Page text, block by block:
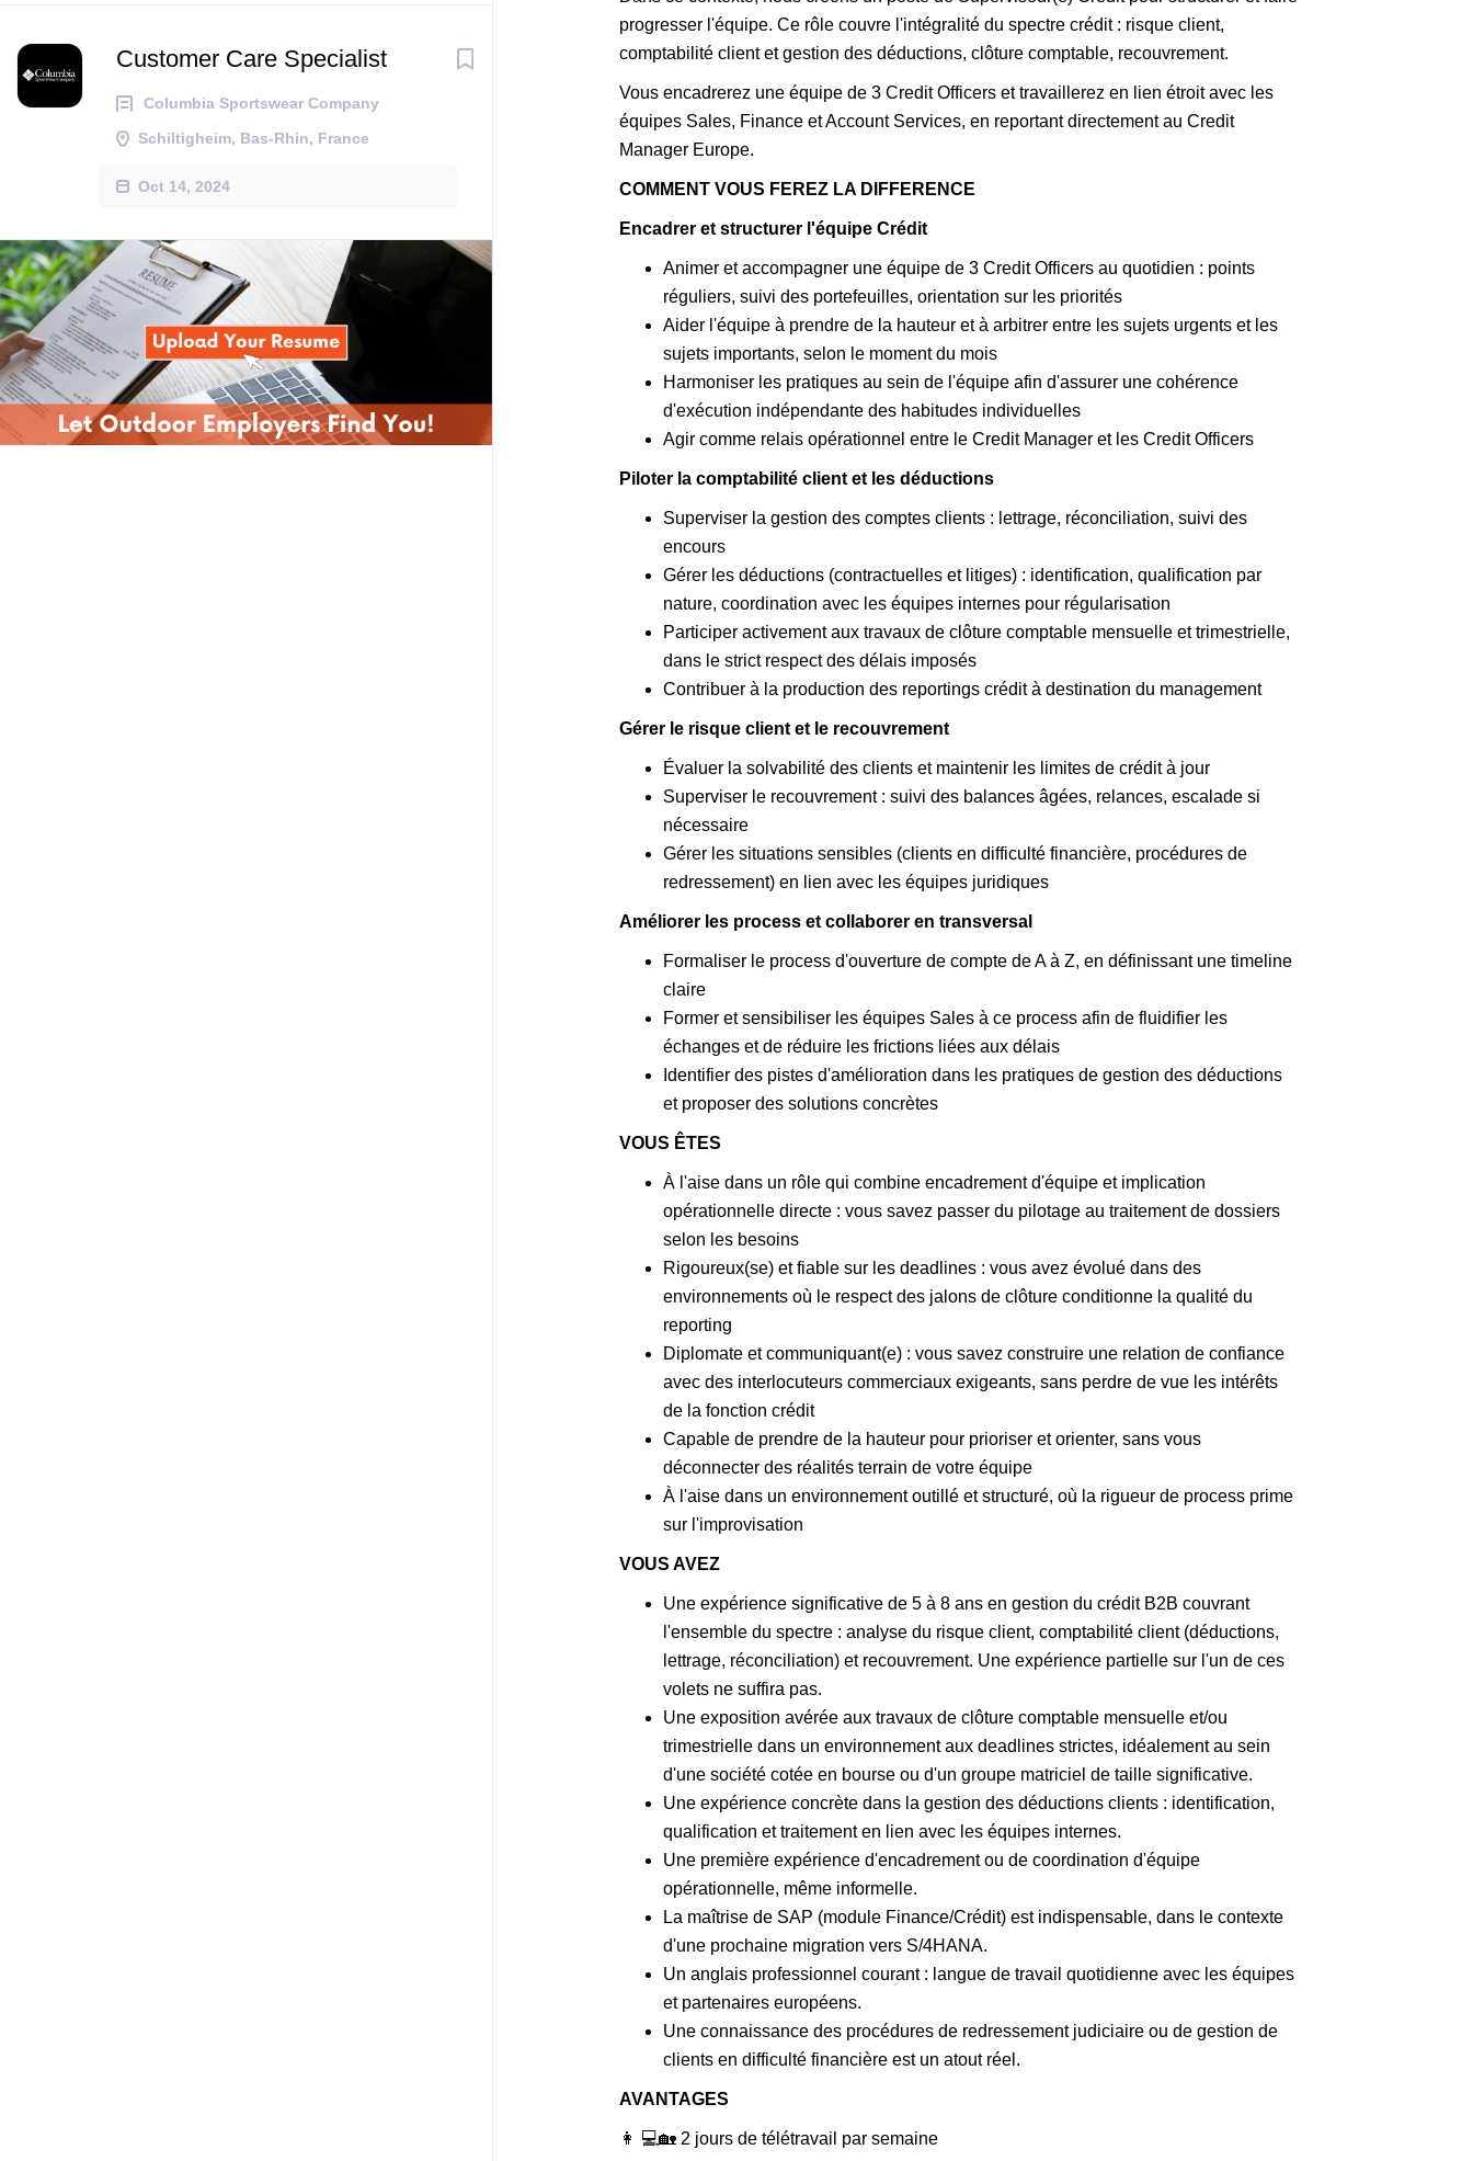
Customer Care Specialist
Columbia Sportswear Company
Schiltigheim, Bas-Rhin, France
Oct 14, 2024
progresser l'équipe. Ce rôle couvre l'intégralité du spectre crédit : risque client,
comptabilité client et gestion des déductions, clôture comptable, recouvrement.
Vous encadrerez une équipe de 3 Credit Officers et travaillerez en lien étroit avec les
équipes Sales, Finance et Account Services, en reportant directement au Credit
Manager Europe.
COMMENT VOUS FEREZ LA DIFFERENCE
Encadrer et structurer l'équipe Crédit
Animer et accompagner une équipe de 3 Credit Officers au quotidien : points
réguliers, suivi des portefeuilles, orientation sur les priorités
Aider l'équipe à prendre de la hauteur et à arbitrer entre les sujets urgents et les
sujets importants, selon le moment du mois
Harmoniser les pratiques au sein de l'équipe afin d'assurer une cohérence
d'exécution indépendante des habitudes individuelles
Agir comme relais opérationnel entre le Credit Manager et les Credit Officers
Piloter la comptabilité client et les déductions
Superviser la gestion des comptes clients : lettrage, réconciliation, suivi des
encours
Gérer les déductions (contractuelles et litiges) : identification, qualification par
nature, coordination avec les équipes internes pour régularisation
Participer activement aux travaux de clôture comptable mensuelle et trimestrielle,
dans le strict respect des délais imposés
Contribuer à la production des reportings crédit à destination du management
Gérer le risque client et le recouvrement
Évaluer la solvabilité des clients et maintenir les limites de crédit à jour
Superviser le recouvrement : suivi des balances âgées, relances, escalade si
nécessaire
Gérer les situations sensibles (clients en difficulté financière, procédures de
redressement) en lien avec les équipes juridiques
Améliorer les process et collaborer en transversal
Formaliser le process d'ouverture de compte de A à Z, en définissant une timeline
claire
Former et sensibiliser les équipes Sales à ce process afin de fluidifier les
échanges et de réduire les frictions liées aux délais
Identifier des pistes d'amélioration dans les pratiques de gestion des déductions
et proposer des solutions concrètes
VOUS ÊTES
À l'aise dans un rôle qui combine encadrement d'équipe et implication
opérationnelle directe : vous savez passer du pilotage au traitement de dossiers
selon les besoins
Rigoureux(se) et fiable sur les deadlines : vous avez évolué dans des
environnements où le respect des jalons de clôture conditionne la qualité du
reporting
Diplomate et communiquant(e) : vous savez construire une relation de confiance
avec des interlocuteurs commerciaux exigeants, sans perdre de vue les intérêts
de la fonction crédit
Capable de prendre de la hauteur pour prioriser et orienter, sans vous
déconnecter des réalités terrain de votre équipe
À l'aise dans un environnement outillé et structuré, où la rigueur de process prime
sur l'improvisation
VOUS AVEZ
Une expérience significative de 5 à 8 ans en gestion du crédit B2B couvrant
l'ensemble du spectre : analyse du risque client, comptabilité client (déductions,
lettrage, réconciliation) et recouvrement. Une expérience partielle sur l'un de ces
volets ne suffira pas.
Une exposition avérée aux travaux de clôture comptable mensuelle et/ou
trimestrielle dans un environnement aux deadlines strictes, idéalement au sein
d'une société cotée en bourse ou d'un groupe matriciel de taille significative.
Une expérience concrète dans la gestion des déductions clients : identification,
qualification et traitement en lien avec les équipes internes.
Une première expérience d'encadrement ou de coordination d'équipe
opérationnelle, même informelle.
La maîtrise de SAP (module Finance/Crédit) est indispensable, dans le contexte
d'une prochaine migration vers S/4HANA.
Un anglais professionnel courant : langue de travail quotidienne avec les équipes
et partenaires européens.
Une connaissance des procédures de redressement judiciaire ou de gestion de
clients en difficulté financière est un atout réel.
AVANTAGES
👩‍ 💻🏡 2 jours de télétravail par semaine